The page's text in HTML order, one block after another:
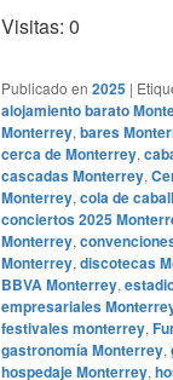
Visitas: 0
Publicado en 2025 |
alojamiento barato
Monterrey, bares
cerca de Monterrey,
cascadas Monterrey,
Monterrey, cola de
conciertos 2025
Monterrey,
Monterrey, discotecas
BBVA Monterrey,
empresariales
festivales monterrey,
gastronomía Monterrey,
hospedaje Monterrey,